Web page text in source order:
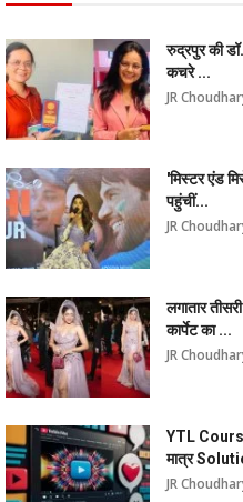
रुद्रपुर की
कचरे ...
JR
'मिस्टर एंड
पहुंचीं...
JR
लगातार
कार्पेट का ...
JR
YTL
मात्र
JR